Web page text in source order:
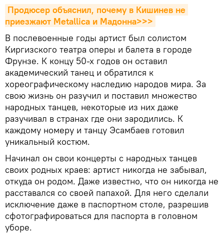
Продюсер объяснил, почему в Кишинев не
приезжают Metallica и Мадонна>>>
В послевоенные годы артист был солистом
Киргизского театра оперы и балета в городе
Фрунзе. К концу 50-х годов он оставил
академический танец и обратился к
хореографическому наследию народов мира. За
свою жизнь он разучил и поставил множество
народных танцев, некоторые из них даже
разучивал в странах где они зародились. К
каждому номеру и танцу Эсамбаев готовил
уникальный костюм.
Начинал он свои концерты с народных танцев
своих родных краев: артист никогда не забывал,
откуда он родом. Даже известно, что он никогда не
расставался со своей папахой. Для него сделали
исключение даже в паспортном столе, разрешив
сфотографироваться для паспорта в головном
уборе.